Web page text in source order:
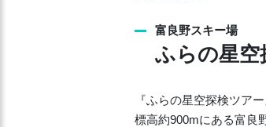
富良野スキー場
ふらの星
『ふらの星空探検ツア
標高約900mにある富良